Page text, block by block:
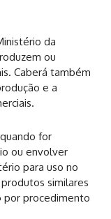
da
ou
Caberá também
e a
for
ou envolver
para uso no
similares
por procedimento